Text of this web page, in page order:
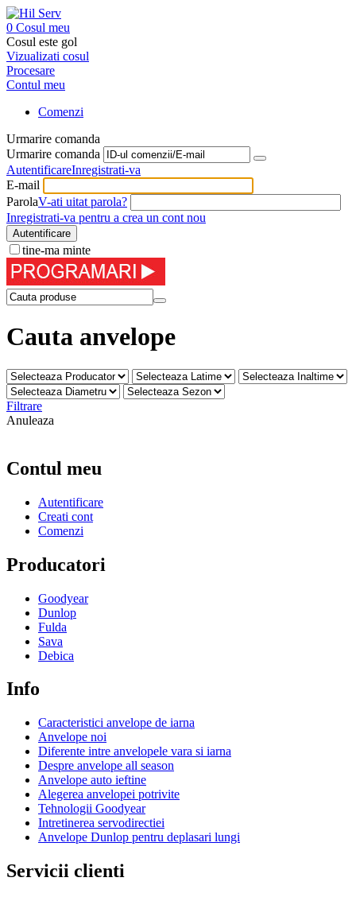
0 Cosul meu
Cosul este gol
Vizualizati cosul
Procesare
Contul meu
Comenzi
Urmarire comanda
Urmarire comanda
AutentificareInregistrati-va
E-mail
ParolaV-ati uitat parola?
Inregistrati-va pentru a crea un cont nou
Autentificare
tine-ma minte
Cauta anvelope
Filtrare
Anuleaza
Contul meu
Autentificare
Creati cont
Comenzi
Producatori
Goodyear
Dunlop
Fulda
Sava
Debica
Info
Caracteristici anvelope de iarna
Anvelope noi
Diferente intre anvelopele vara si iarna
Despre anvelope all season
Anvelope auto ieftine
Alegerea anvelopei potrivite
Tehnologii Goodyear
Intretinerea servodirectiei
Anvelope Dunlop pentru deplasari lungi
Servicii clienti